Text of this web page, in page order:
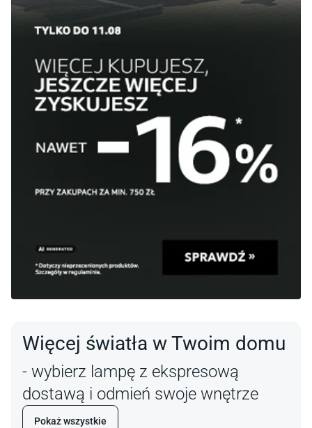
Więcej światła w Twoim domu
- wybierz lampę z ekspresową
dostawą i odmień swoje wnętrze
Pokaż wszystkie